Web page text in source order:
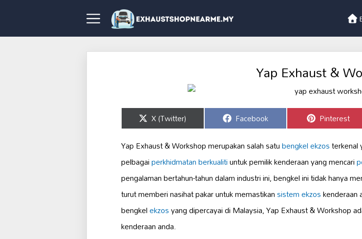
Yap Exhaust &
Share
on
X (Twitter) Share
on
Facebook Share
on
Pinterest
Yap Exhaust & Workshop merupakan salah satubengkel ekzosterkenal
pelbagaiperkhidmatan berkualitiuntuk pemilik kenderaan yang mencari
pengalaman bertahun-tahun dalam industri ini, bengkel ini tidak hanya
turut memberi nasihat pakar untuk memastikansistem ekzoskenderaan
bengkelekzosyang dipercayai di Malaysia, Yap Exhaust & Workshop
kenderaan anda.